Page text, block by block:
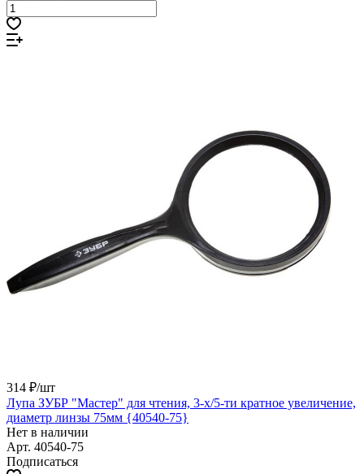
314 ₽/шт
Лупа ЗУБР "Мастер" для чтения, 3-х/5-ти кратное увеличение,
диаметр линзы 75мм {40540-75}
Нет в наличии
Арт. 40540-75
Подписаться